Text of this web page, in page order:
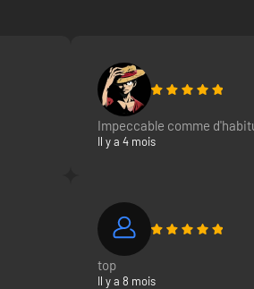
Impeccable comme
Il y a 4 mois
top
Il y a 8 mois